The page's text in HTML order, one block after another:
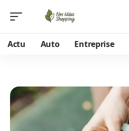
Actu Auto Entreprise